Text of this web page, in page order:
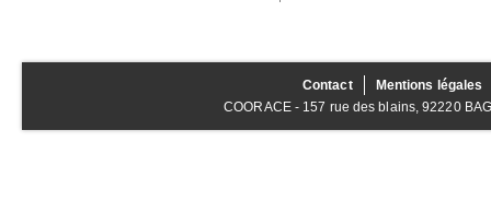
Contact
Mentions légales
COORACE - 157 rue des blains, 92220